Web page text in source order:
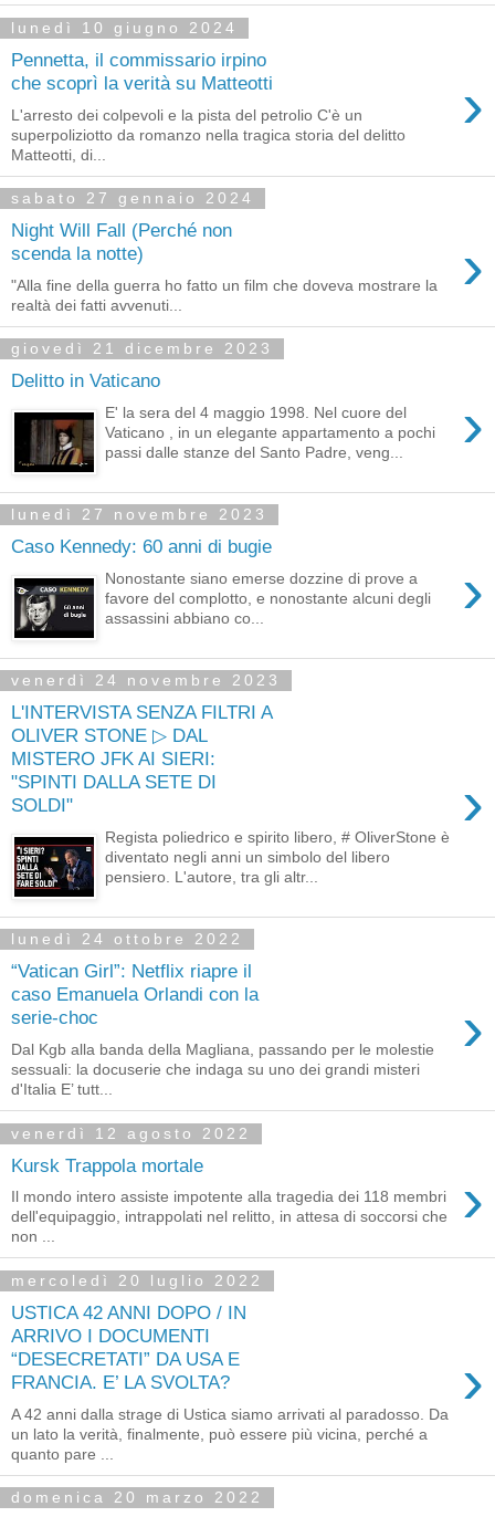
lunedì 10 giugno 2024
Pennetta, il commissario irpino
che scoprì la verità su Matteotti
›
L'arresto dei colpevoli e la pista del petrolio C'è un
superpoliziotto da romanzo nella tragica storia del delitto
Matteotti, di...
sabato 27 gennaio 2024
Night Will Fall (Perché non
scenda la notte)
›
"Alla fine della guerra ho fatto un film che doveva mostrare la
realtà dei fatti avvenuti...
giovedì 21 dicembre 2023
Delitto in Vaticano
›
E' la sera del 4 maggio 1998. Nel cuore del
Vaticano , in un elegante appartamento a pochi
passi dalle stanze del Santo Padre, veng...
lunedì 27 novembre 2023
Caso Kennedy: 60 anni di bugie
›
Nonostante siano emerse dozzine di prove a
favore del complotto, e nonostante alcuni degli
assassini abbiano co...
venerdì 24 novembre 2023
L'INTERVISTA SENZA FILTRI A
OLIVER STONE ▷ DAL
MISTERO JFK AI SIERI:
"SPINTI DALLA SETE DI
SOLDI"
›
Regista poliedrico e spirito libero, # OliverStone è
diventato negli anni un simbolo del libero
pensiero. L'autore, tra gli altr...
lunedì 24 ottobre 2022
“Vatican Girl”: Netflix riapre il
caso Emanuela Orlandi con la
serie-choc
›
Dal Kgb alla banda della Magliana, passando per le molestie
sessuali: la docuserie che indaga su uno dei grandi misteri
d'Italia E’ tutt...
venerdì 12 agosto 2022
Kursk Trappola mortale ›
Il mondo intero assiste impotente alla tragedia dei 118 membri
dell'equipaggio, intrappolati nel relitto, in attesa di soccorsi che
non ...
mercoledì 20 luglio 2022
USTICA 42 ANNI DOPO / IN
ARRIVO I DOCUMENTI
“DESECRETATI” DA USA E
FRANCIA. E’ LA SVOLTA?
›
A 42 anni dalla strage di Ustica siamo arrivati al paradosso. Da
un lato la verità, finalmente, può essere più vicina, perché a
quanto pare ...
domenica 20 marzo 2022